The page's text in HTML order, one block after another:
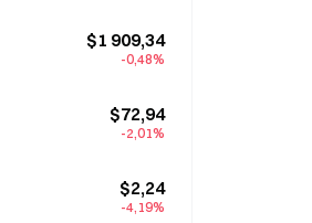
$1 909,34
-0,48%
$72,94
-2,01%
$2,24
-4,19%